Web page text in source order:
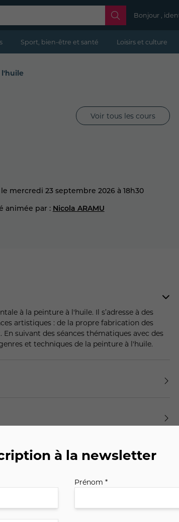
Bonjour ,
Sport, bien-être et santé Loisirs et culture
Voir tous les cours
mercredi 23 septembre 2026 à 18h30
animée par : Nicola ARAMU
à la peinture à l'huile. Il s’adresse à des
artistiques : de la propre fabrication des
suivant des séances thématiques avec des
et techniques de la peinture à l'huile.
à la newsletter
Prénom *